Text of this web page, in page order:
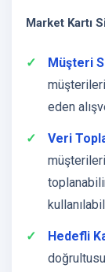
Market Kartı
Müşteri
eden
Veri
Hedefli